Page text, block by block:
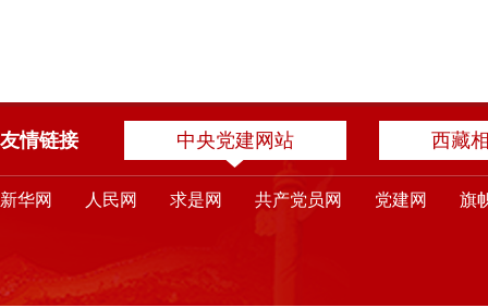
友情链接 中央党建网站 西藏
新华网 人民网 求是网 共产党员网 党建网 旗